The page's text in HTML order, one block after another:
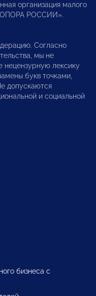
организация малого
«ОПОРА РОССИИ».
Согласно
мы не
лексику
букв точками,
допускаются
и социальной
бизнеса с